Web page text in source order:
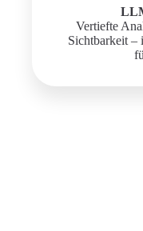
Vertiefte
Sichtbarkeit